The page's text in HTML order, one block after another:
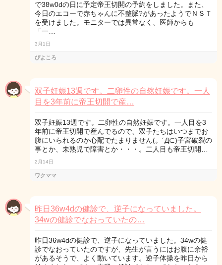
で38w0dの日に予定帝王切開の予約をしました。また、
今日のエコーで赤ちゃんに不整脈?があったようでＮＳＴ
を受けました。モニターでは異常なく、医師からも
「一…
3月1日
ぴよころ
双子妊娠13週です。二卵性の自然妊娠です。一人
目を3年前に帝王切開で産…
双子妊娠13週です。二卵性の自然妊娠です。一人目を3
年前に帝王切開で産んでるので、双子たちはいつまでお
腹にいられるのか心配でたまりません(。´Д⊂)子宮破裂の
事とか、未熟児で障害とか・・・。二人目も帝王切開…
2月14日
ワクママ
昨日36w4dの健診で、逆子になっていました。
34wの健診でなおっていたの…
昨日36w4dの健診で、逆子になっていました。34wの健
診でなおっていたのですが、先生が言うにはお腹に余裕
があるそうで、よく動いています。逆子体操を昨日から